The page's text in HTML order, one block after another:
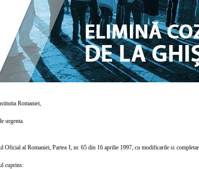
Romaniei,
urgenta.
al Romaniei, Partea I, nr. 65 din 16 aprilie 1997, cu modificarile si
cuprins: